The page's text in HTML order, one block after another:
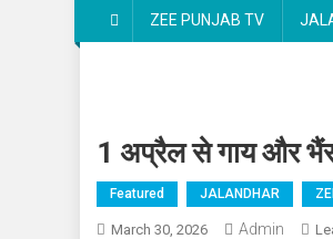
ZEE PUNJAB TV
1 अप्रैल से गाय और भैंस
Featured JALANDHAR
March 30, 2026 Admin